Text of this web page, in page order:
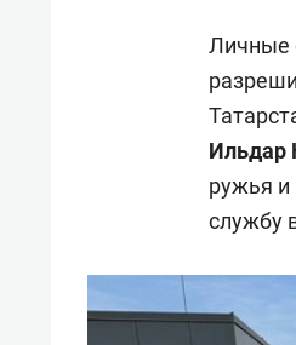
Личные
Ильдар
ружья и
службу
Рекомендуем
Как ГК «МИР
создают оазис
комфорта под